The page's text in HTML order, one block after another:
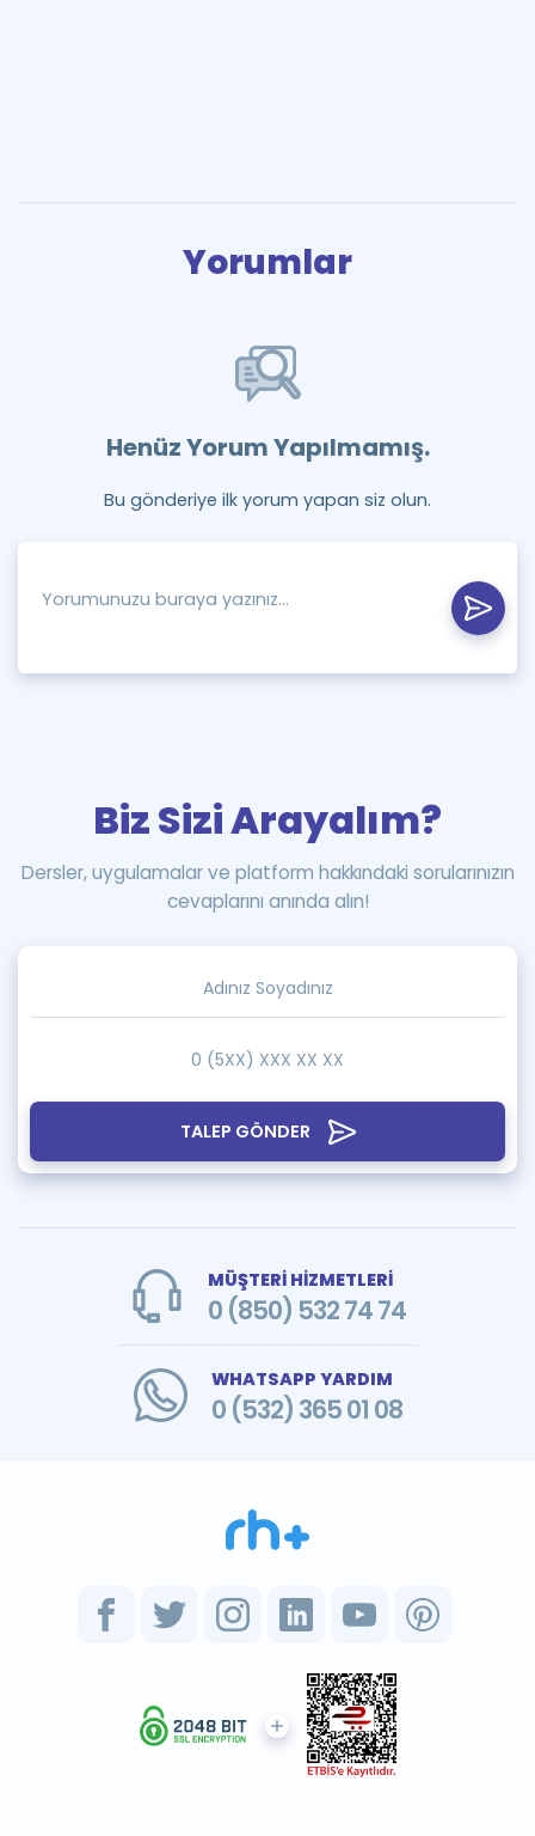
Yorumlar
Henüz Yorum Yapılmamış.
Bu gönderiye ilk yorum yapan siz olun.
TALEP GÖNDER
Biz Sizi Arayalım?
Dersler, uygulamalar ve platform hakkındaki sorularınızın
cevaplarını anında alın!
MÜŞTERİ HİZMETLERİ
0 (850) 532 74 74
WHATSAPP YARDIM
0 (532) 365 01 08